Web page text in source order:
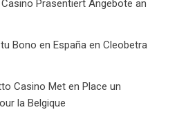
Casino Präsentiert Angebote an
Bono en España en Cleobetra
Casino Met en Place un
la Belgique